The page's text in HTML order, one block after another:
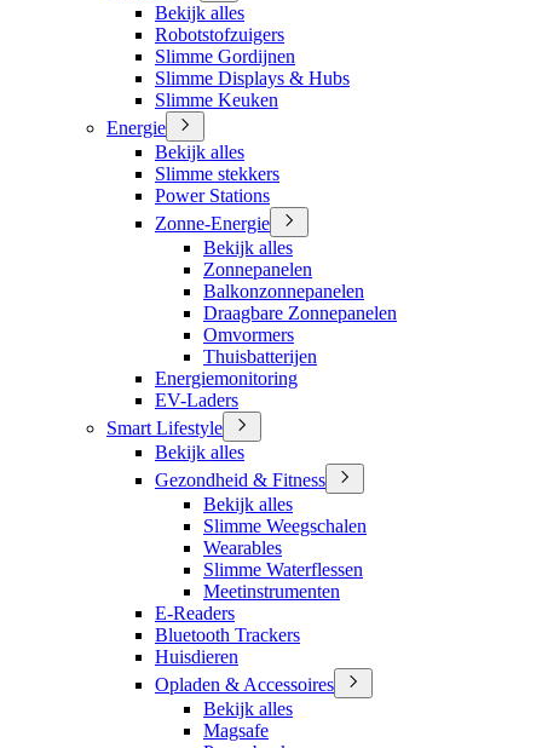
Bekijk alles
Robotstofzuigers
Slimme Gordijnen
Slimme Displays & Hubs
Slimme Keuken
Energie
Bekijk alles
Slimme stekkers
Power Stations
Zonne-Energie
Bekijk alles
Zonnepanelen
Balkonzonnepanelen
Draagbare Zonnepanelen
Omvormers
Thuisbatterijen
Energiemonitoring
EV-Laders
Smart Lifestyle
Bekijk alles
Gezondheid & Fitness
Bekijk alles
Slimme Weegschalen
Wearables
Slimme Waterflessen
Meetinstrumenten
E-Readers
Bluetooth Trackers
Huisdieren
Opladen & Accessoires
Bekijk alles
Magsafe